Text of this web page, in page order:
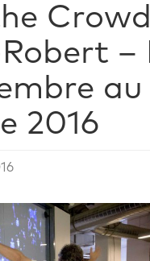
–
au
2016